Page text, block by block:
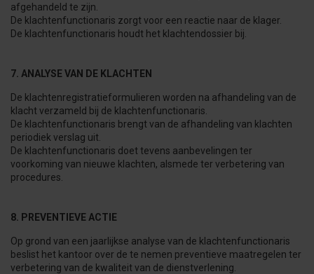
afgehandeld te zijn.
De klachtenfunctionaris zorgt voor een reactie naar de klager.
De klachtenfunctionaris houdt het klachtendossier bij.
7. ANALYSE VAN DE KLACHTEN
De klachtenregistratieformulieren worden na afhandeling van de
klacht verzameld bij de klachtenfunctionaris.
De klachtenfunctionaris brengt van de afhandeling van klachten
periodiek verslag uit.
De klachtenfunctionaris doet tevens aanbevelingen ter
voorkoming van nieuwe klachten, alsmede ter verbetering van
procedures.
8. PREVENTIEVE ACTIE
Op grond van een jaarlijkse analyse van de klachtenfunctionaris
beslist het kantoor over de te nemen preventieve maatregelen ter
verbetering van de kwaliteit van de dienstverlening.